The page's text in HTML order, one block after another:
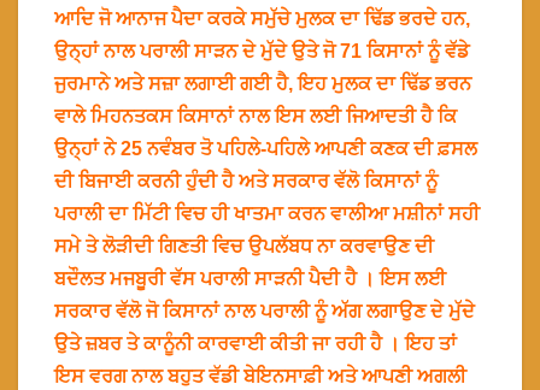
ਆਦਿ ਜੋ ਆਨਾਜ ਪੈਦਾ ਕਰਕੇ ਸਮੁੱਚੇ ਮੁਲਕ ਦਾ ਢਿੱਡ ਭਰਦੇ ਹਨ,
ਉਨ੍ਹਾਂ ਨਾਲ ਪਰਾਲੀ ਸਾੜਨ ਦੇ ਮੁੱਦੇ ਉਤੇ ਜੋ 71 ਕਿਸਾਨਾਂ ਨੂੰ ਵੱਡੇ
ਜੁਰਮਾਨੇ ਅਤੇ ਸਜ਼ਾ ਲਗਾਈ ਗਈ ਹੈ, ਇਹ ਮੁਲਕ ਦਾ ਢਿੱਡ ਭਰਨ
ਵਾਲੇ ਮਿਹਨਤਕਸ ਕਿਸਾਨਾਂ ਨਾਲ ਇਸ ਲਈ ਜਿਆਦਤੀ ਹੈ ਕਿ
ਉਨ੍ਹਾਂ ਨੇ 25 ਨਵੰਬਰ ਤੋ ਪਹਿਲੇ-ਪਹਿਲੇ ਆਪਣੀ ਕਣਕ ਦੀ ਫ਼ਸਲ
ਦੀ ਬਿਜਾਈ ਕਰਨੀ ਹੁੰਦੀ ਹੈ ਅਤੇ ਸਰਕਾਰ ਵੱਲੋ ਕਿਸਾਨਾਂ ਨੂੰ
ਪਰਾਲੀ ਦਾ ਮਿੱਟੀ ਵਿਚ ਹੀ ਖਾਤਮਾ ਕਰਨ ਵਾਲੀਆ ਮਸ਼ੀਨਾਂ ਸਹੀ
ਸਮੇ ਤੇ ਲੋੜੀਦੀ ਗਿਣਤੀ ਵਿਚ ਉਪਲੱਬਧ ਨਾ ਕਰਵਾਉਣ ਦੀ
ਬਦੌਲਤ ਮਜਬੂਰੀ ਵੱਸ ਪਰਾਲੀ ਸਾੜਨੀ ਪੈਦੀ ਹੈ । ਇਸ ਲਈ
ਸਰਕਾਰ ਵੱਲੋ ਜੋ ਕਿਸਾਨਾਂ ਨਾਲ ਪਰਾਲੀ ਨੂੰ ਅੱਗ ਲਗਾਉਣ ਦੇ ਮੁੱਦੇ
ਉਤੇ ਜ਼ਬਰ ਤੇ ਕਾਨੂੰਨੀ ਕਾਰਵਾਈ ਕੀਤੀ ਜਾ ਰਹੀ ਹੈ । ਇਹ ਤਾਂ
ਇਸ ਵਰਗ ਨਾਲ ਬਹੁਤ ਵੱਡੀ ਬੇਇਨਸਾਫ਼ੀ ਅਤੇ ਆਪਣੀ ਅਗਲੀ